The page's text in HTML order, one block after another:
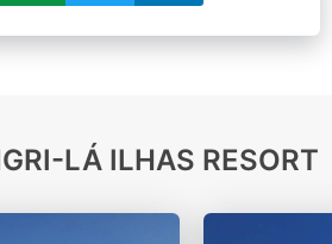
LÁ ILHAS RESORT